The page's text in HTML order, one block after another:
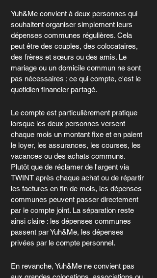
Yuh&Me convient à deux personnes qui
souhaitent organiser simplement leurs
dépenses communes régulières. Cela
peut être des couples, des colocataires,
des frères et sœurs ou des amis. Le
mariage ou un domicile commun ne sont
pas nécessaires ; ce qui compte, c'est le
quotidien financier partagé.
Le compte est particulièrement pratique
lorsque les deux personnes versent
chaque mois un montant fixe et en paient
le loyer, les assurances, les courses, les
vacances ou des achats communs.
Plutôt que de réclamer de l'argent via
TWINT après chaque achat ou de répartir
les factures en fin de mois, les dépenses
communes peuvent passer directement
par le compte joint. La séparation reste
ainsi claire : les dépenses communes
passent par Yuh&Me, les dépenses
privées par le compte personnel.
En revanche, Yuh&Me ne convient pas